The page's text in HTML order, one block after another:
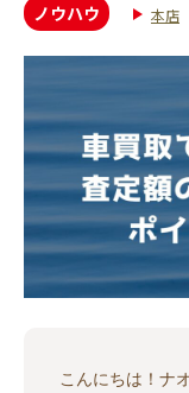
ノウハウ 本店
こんにちは！ナ